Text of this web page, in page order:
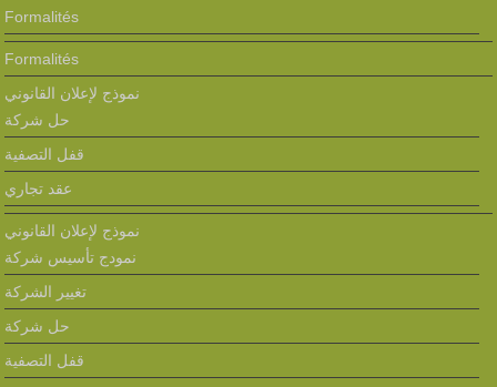
Formalités
Formalités
نموذج لإعلان القانوني
حل شركة
قفل التصفية
عقد تجاري
نموذج لإعلان القانوني
نمودج تأسيس شركة
تغيير الشركة
حل شركة
قفل التصفية